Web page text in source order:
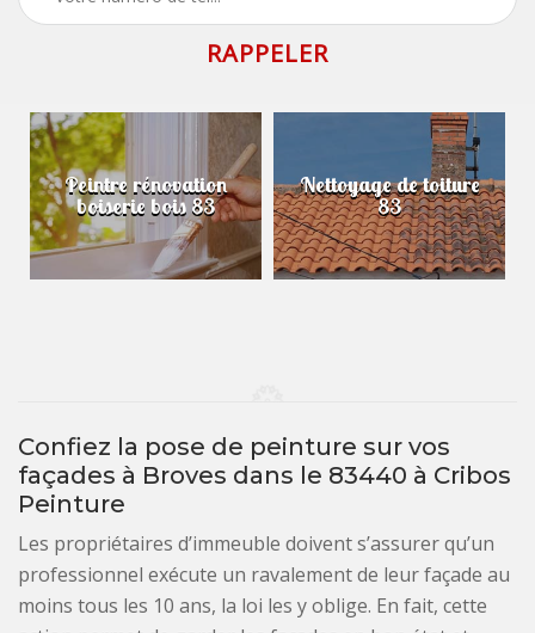
Peintre rénovation
boiserie bois 83
Nettoyage de toiture
83
Confiez la pose de peinture sur vos
façades à Broves dans le 83440 à Cribos
Peinture
Les propriétaires d’immeuble doivent s’assurer qu’un
professionnel exécute un ravalement de leur façade au
moins tous les 10 ans, la loi les y oblige. En fait, cette